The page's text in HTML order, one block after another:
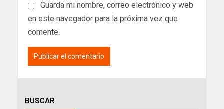
Guarda mi nombre, correo electrónico y web
en este navegador para la próxima vez que
comente.
BUSCAR